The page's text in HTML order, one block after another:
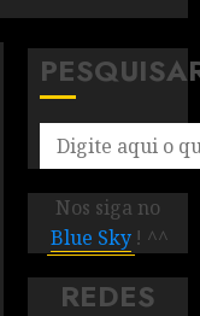
Nos siga no
Blue Sky ! ^^
REDES